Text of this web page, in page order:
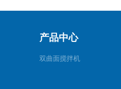
产品中心
双曲面搅拌机